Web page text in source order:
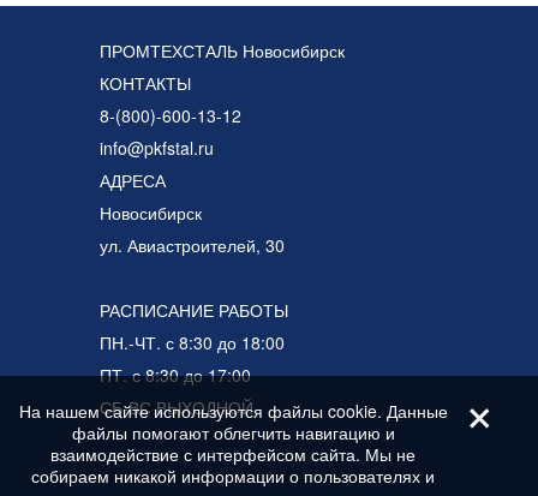
ПРОМТЕХСТАЛЬ Новосибирск
КОНТАКТЫ
8-(800)-600-13-12
info@pkfstal.ru
АДРЕСА
Новосибирск
ул. Авиастроителей, 30
РАСПИСАНИЕ РАБОТЫ
ПН.-ЧТ. с 8:30 до 18:00
ПТ. с 8:30 до 17:00
СБ-ВС ВЫХОДНОЙ
На нашем сайте используются файлы cookie. Данные
файлы помогают облегчить навигацию и
взаимодействие с интерфейсом сайта. Мы не
собираем никакой информации о пользователях и
+